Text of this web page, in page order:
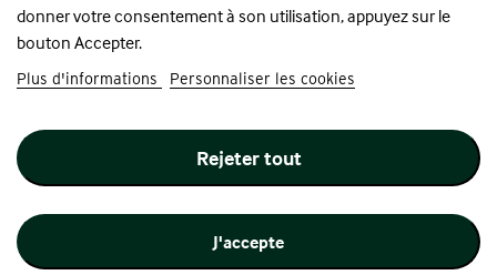
donner votre consentement à son utilisation, appuyez sur le
bouton Accepter.
Plus d'informations Personnaliser les cookies
Rejeter tout
J'accepte